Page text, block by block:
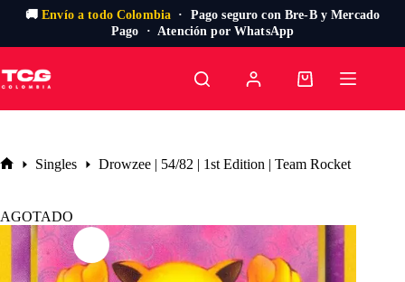
🚚Envío a todo Colombia · Pago seguro con Bre-B y Mercado
Pago · Atención por WhatsApp
al
contenido
Carro
Singles Drowzee | 54/82 | 1st Edition | Team Rocket
AGOTADO